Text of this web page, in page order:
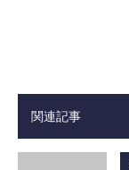
関連記事